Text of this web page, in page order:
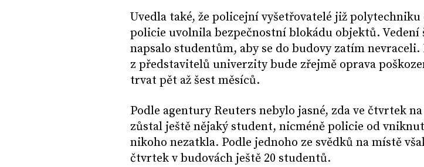
Uvedla také, že policejní vyšetřovatelé již
policie uvolnila bezpečnostní blokádu objektů. Vedení
napsalo studentům, aby se do budovy zatím nevraceli.
z představitelů univerzity bude zřejmě oprava
trvat pět až šest měsíců.
Podle agentury Reuters nebylo jasné, zda ve čtvrtek
zůstal ještě nějaký student, nicméně policie od
nikoho nezatkla. Podle jednoho ze svědků na místě
čtvrtek v budovách ještě 20 studentů.